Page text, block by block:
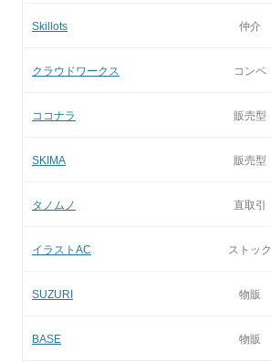
Skillots 仲介
クラウドワークス コンペ
ココナラ 販売型
SKIMA 販売型
タノムノ 直取引
イラストAC ストック
SUZURI 物販
BASE 物販